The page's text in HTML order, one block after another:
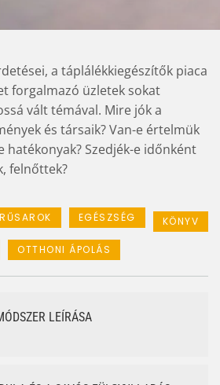
a táplálékkiegészítők piaca
forgalmazó üzletek sokat
vált témával. Mire jók a
és társaik? Van-e értelmük
hatékonyak? Szedjék-e időnként
felnőttek?
EGÉSZSÉG KÖNYV
OTTHONI ÁPOLÁS
LEÍRÁSA